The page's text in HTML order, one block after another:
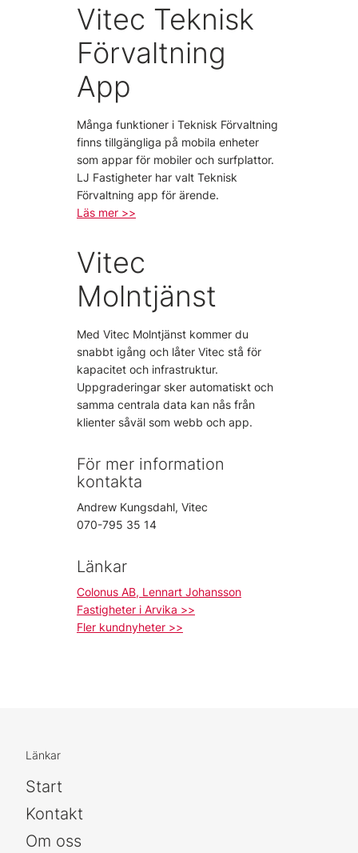
Vitec Teknisk
Förvaltning
App
Många funktioner i Teknisk Förvaltning
finns tillgängliga på mobila enheter
som appar för mobiler och surfplattor.
LJ Fastigheter har valt Teknisk
Förvaltning app för ärende.
Läs mer >>
Vitec
Molntjänst
Med Vitec Molntjänst kommer du
snabbt igång och låter Vitec stå för
kapacitet och infrastruktur.
Uppgraderingar sker automatiskt och
samma centrala data kan nås från
klienter såväl som webb och app.
För mer information
kontakta
Andrew Kungsdahl, Vitec
070-795 35 14
Länkar
Colonus AB, Lennart Johansson
Fastigheter i Arvika >>
Fler kundnyheter >>
Länkar
Start
Kontakt
Om oss